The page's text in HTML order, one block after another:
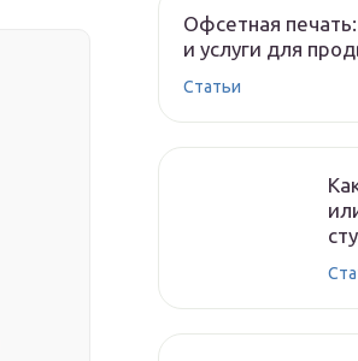
Офсетная
и услуги для
Статьи